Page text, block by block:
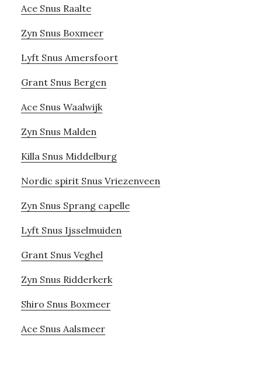
Ace Snus Raalte
Zyn Snus Boxmeer
Lyft Snus Amersfoort
Grant Snus Bergen
Ace Snus Waalwijk
Zyn Snus Malden
Killa Snus Middelburg
Nordic spirit Snus Vriezenveen
Zyn Snus Sprang capelle
Lyft Snus Ijsselmuiden
Grant Snus Veghel
Zyn Snus Ridderkerk
Shiro Snus Boxmeer
Ace Snus Aalsmeer